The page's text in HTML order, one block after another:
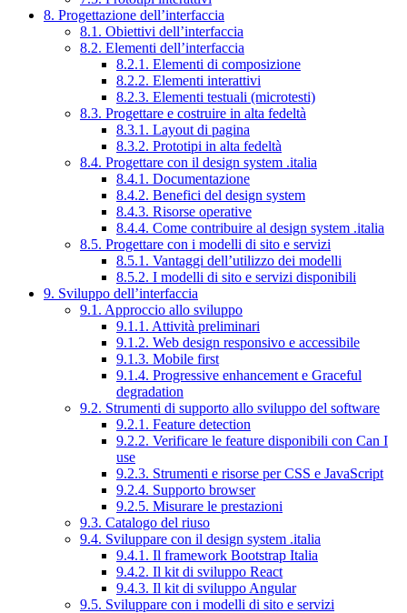
8. Progettazione dell’interfaccia
8.1. Obiettivi dell’interfaccia
8.2. Elementi dell’interfaccia
8.2.1. Elementi di composizione
8.2.2. Elementi interattivi
8.2.3. Elementi testuali (microtesti)
8.3. Progettare e costruire in alta fedeltà
8.3.1. Layout di pagina
8.3.2. Prototipi in alta fedeltà
8.4. Progettare con il design system .italia
8.4.1. Documentazione
8.4.2. Benefici del design system
8.4.3. Risorse operative
8.4.4. Come contribuire al design system .italia
8.5. Progettare con i modelli di sito e servizi
8.5.1. Vantaggi dell’utilizzo dei modelli
8.5.2. I modelli di sito e servizi disponibili
9. Sviluppo dell’interfaccia
9.1. Approccio allo sviluppo
9.1.1. Attività preliminari
9.1.2. Web design responsivo e accessibile
9.1.3. Mobile first
9.1.4. Progressive enhancement e Graceful
degradation
9.2. Strumenti di supporto allo sviluppo del software
9.2.1. Feature detection
9.2.2. Verificare le feature disponibili con Can I
use
9.2.3. Strumenti e risorse per CSS e JavaScript
9.2.4. Supporto browser
9.2.5. Misurare le prestazioni
9.3. Catalogo del riuso
9.4. Sviluppare con il design system .italia
9.4.1. Il framework Bootstrap Italia
9.4.2. Il kit di sviluppo React
9.4.3. Il kit di sviluppo Angular
9.5. Sviluppare con i modelli di sito e servizi